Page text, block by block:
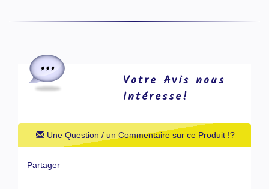
Votre Avis nous
Intéresse!
Une Question / un Commentaire sur ce Produit !?
Partager